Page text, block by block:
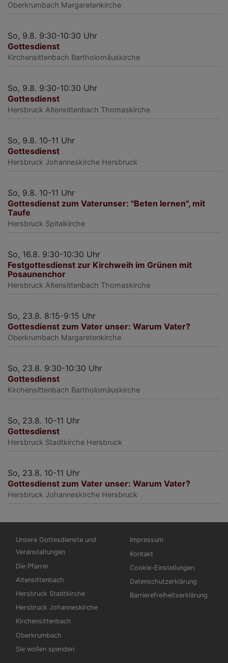
Oberkrumbach Margaretenkirche
So, 9.8. 9:30-10:30 Uhr
Gottesdienst
Kirchensittenbach Bartholomäuskirche
So, 9.8. 9:30-10:30 Uhr
Gottesdienst
Hersbruck Altensittenbach Thomaskirche
So, 9.8. 10-11 Uhr
Gottesdienst
Hersbruck Johanneskirche Hersbruck
So, 9.8. 10-11 Uhr
Gottesdienst zum Vaterunser: "Beten lernen", mit
Taufe
Hersbruck Spitalkirche
So, 16.8. 9:30-10:30 Uhr
Festgottesdienst zur Kirchweih im Grünen mit
Posaunenchor
Hersbruck Altensittenbach Thomaskirche
So, 23.8. 8:15-9:15 Uhr
Gottesdienst zum Vater unser: Warum Vater?
Oberkrumbach Margaretenkirche
So, 23.8. 9:30-10:30 Uhr
Gottesdienst
Kirchensittenbach Bartholomäuskirche
So, 23.8. 10-11 Uhr
Gottesdienst
Hersbruck Stadtkirche Hersbruck
So, 23.8. 10-11 Uhr
Gottesdienst zum Vater unser: Warum Vater?
Hersbruck Johanneskirche Hersbruck
Hauptnavigation
Unsere Gottesdienste und
Veranstaltungen
Die Pfarrei
Altensittenbach
Hersbruck Stadtkirche
Hersbruck Johanneskirche
Kirchensittenbach
Oberkrumbach
Sie wollen spenden
Fußbereichsmenü
Impressum
Kontakt
Cookie-Einstellungen
Datenschutzerklärung
Barrierefreiheitserklärung